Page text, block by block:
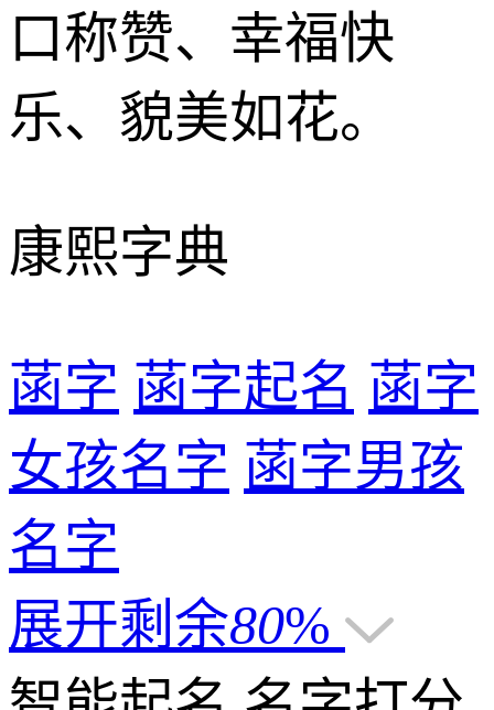
口称赞、幸福快
乐、貌美如花。
康熙字典
菡字 菡字起名 菡字
女孩名字 菡字男孩
名字
展开剩余80%